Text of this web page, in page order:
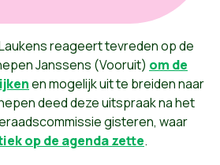
reageert tevreden op de
Janssens (Vooruit) om de
en mogelijk uit te breiden naar
deed deze uitspraak na het
gisteren, waar
op de agenda zette.